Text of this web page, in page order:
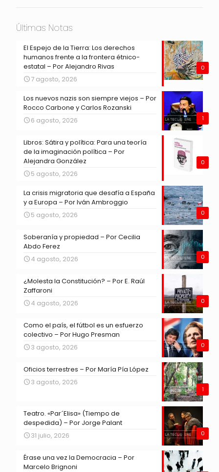
Últimas Notas
0
El Espejo de la Tierra: Los derechos
humanos frente a la frontera étnico-
estatal – Por Alejandro Rivas
7 agosto, 2026
1
Los nuevos nazis son siempre viejos – Por
Rocco Carbone y Carlos Rozanski
6 agosto, 2026
0
Libros: Sátira y política: Para una teoría
de la imaginación política – Por
Alejandra González
5 agosto, 2026
0
La crisis migratoria que desafía a España
y a Europa – Por Iván Ambroggio
5 agosto, 2026
0
Soberanía y propiedad – Por Cecilia
Abdo Ferez
4 agosto, 2026
0
¿Molesta la Constitución? – Por E. Raúl
Zaffaroni
4 agosto, 2026
0
Como el país, el fútbol es un esfuerzo
colectivo – Por Hugo Presman
3 agosto, 2026
1
Oficios terrestres – Por María Pía López
3 agosto, 2026
0
Teatro. «Par´Elisa» (Tiempo de
despedida) – Por Jorge Palant
31 julio, 2026
Érase una vez la Democracia – Por
Marcelo Brignoni